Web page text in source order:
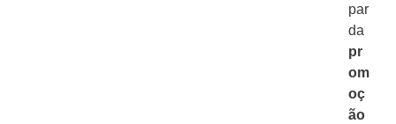
par
da
pr
om
oç
ão